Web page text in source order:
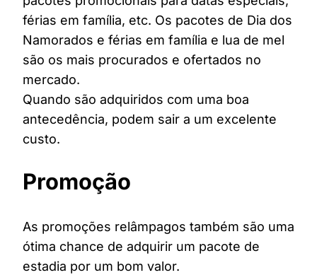
férias em família, etc. Os pacotes de Dia dos
Namorados e férias em família e lua de mel
são os mais procurados e ofertados no
mercado.
Quando são adquiridos com uma boa
antecedência, podem sair a um excelente
custo.
Promoção
As promoções relâmpagos também são uma
ótima chance de adquirir um pacote de
estadia por um bom valor.